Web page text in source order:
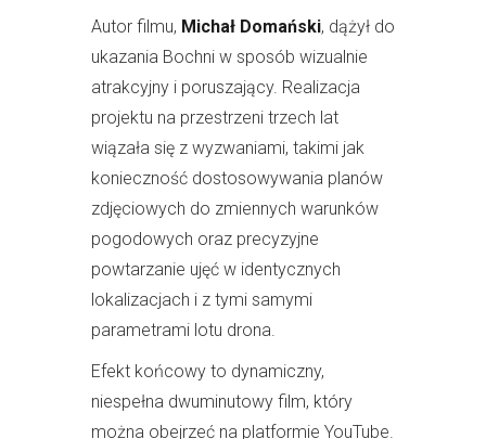
Autor filmu, Michał Domański, dążył do
ukazania Bochni w sposób wizualnie
atrakcyjny i poruszający. Realizacja
projektu na przestrzeni trzech lat
wiązała się z wyzwaniami, takimi jak
konieczność dostosowywania planów
zdjęciowych do zmiennych warunków
pogodowych oraz precyzyjne
powtarzanie ujęć w identycznych
lokalizacjach i z tymi samymi
parametrami lotu drona.
Efekt końcowy to dynamiczny,
niespełna dwuminutowy film, który
można obejrzeć na platformie YouTube.